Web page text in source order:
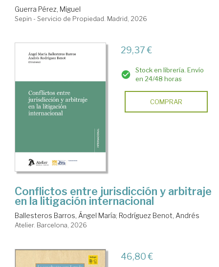
Guerra Pérez, Miguel
Sepin - Servicio de Propiedad. Madrid, 2026
29,37 €
Stock en librería. Envío
en 24/48 horas
COMPRAR
Conflictos entre jurisdicción y arbitraje
en la litigación internacional
Ballesteros Barros, Ángel María; Rodríguez Benot, Andrés
Atelier. Barcelona, 2026
46,80 €